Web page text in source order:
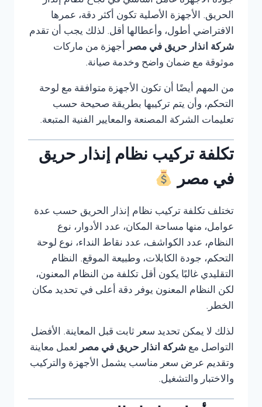
الحريق. الأجهزة الأصلية تكون أكثر دقة، عمرها
الافتراضي أطول، وأعطالها أقل. لذلك يجب أن تقدم
شركة انذار حريق في مصر أجهزة من ماركات
موثوقة مع ضمان واضح وخدمة صيانة.
من المهم أيضًا أن تكون الأجهزة متوافقة مع لوحة
التحكم، وأن يتم تركيبها بطريقة صحيحة حسب
تعليمات الشركة المصنعة والمعايير الفنية المتبعة.
تكلفة تركيب نظام إنذار حريق
في مصر
تختلف تكلفة تركيب نظام إنذار الحريق حسب عدة
عوامل، منها مساحة المكان، عدد الأدوار، نوع
النظام، عدد الكواشف، عدد نقاط النداء، نوع لوحة
التحكم، جودة الكابلات، وطبيعة الموقع. النظام
التقليدي غالبًا يكون أقل تكلفة من النظام المعنون،
لكن النظام المعنون يوفر دقة أعلى في تحديد مكان
الخطر.
لذلك لا يمكن تحديد سعر ثابت قبل المعاينة. الأفضل
التواصل مع شركة انذار حريق في مصر لعمل معاينة
وتقديم عرض سعر مناسب يشمل الأجهزة والتركيب
والاختبار والتشغيل.